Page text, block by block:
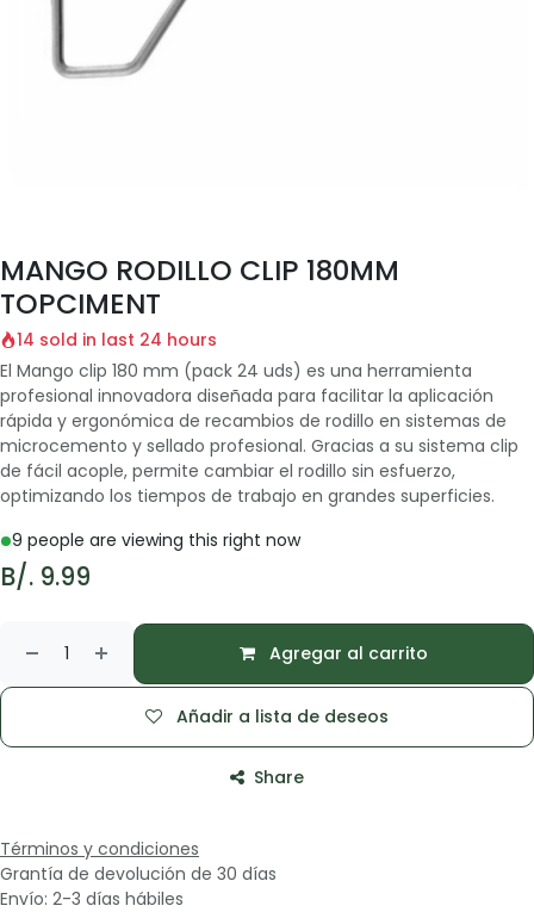
MANGO RODILLO CLIP 180MM
TOPCIMENT
14 sold in last 24 hours
El Mango clip 180 mm (pack 24 uds) es una herramienta
profesional innovadora diseñada para facilitar la aplicación
rápida y ergonómica de recambios de rodillo en sistemas de
microcemento y sellado profesional. Gracias a su sistema clip
de fácil acople, permite cambiar el rodillo sin esfuerzo,
optimizando los tiempos de trabajo en grandes superficies.
9 people are viewing this right now
B/. 9.99
Agregar al carrito
Añadir a lista de deseos
Share
Términos y condiciones
Grantía de devolución de 30 días
Envío: 2-3 días hábiles